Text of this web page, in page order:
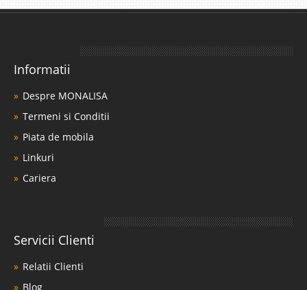
Informatii
Despre MONALISA
Termeni si Conditii
Piata de mobila
Linkuri
Cariera
Servicii Clienti
Relatii Clienti
Blog